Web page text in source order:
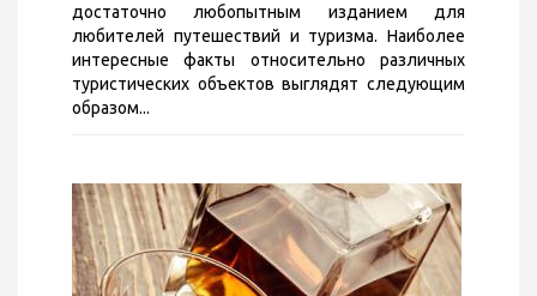
достаточно любопытным изданием для
любителей путешествий и туризма. Наиболее
интересные факты относительно различных
туристических объектов выглядят следующим
образом...